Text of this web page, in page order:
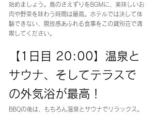
始めましょう。鳥のさえずりをBGMに、美味しいお
肉や野菜を味わう時間は最高。ホテルでは決して体
験できない、開放感あふれる食事をこの貸別荘で満
喫してください。
【1日目 20:00】温泉と
サウナ、そしてテラスで
の外気浴が最高！
BBQの後は、もちろん温泉とサウナでリラックス。